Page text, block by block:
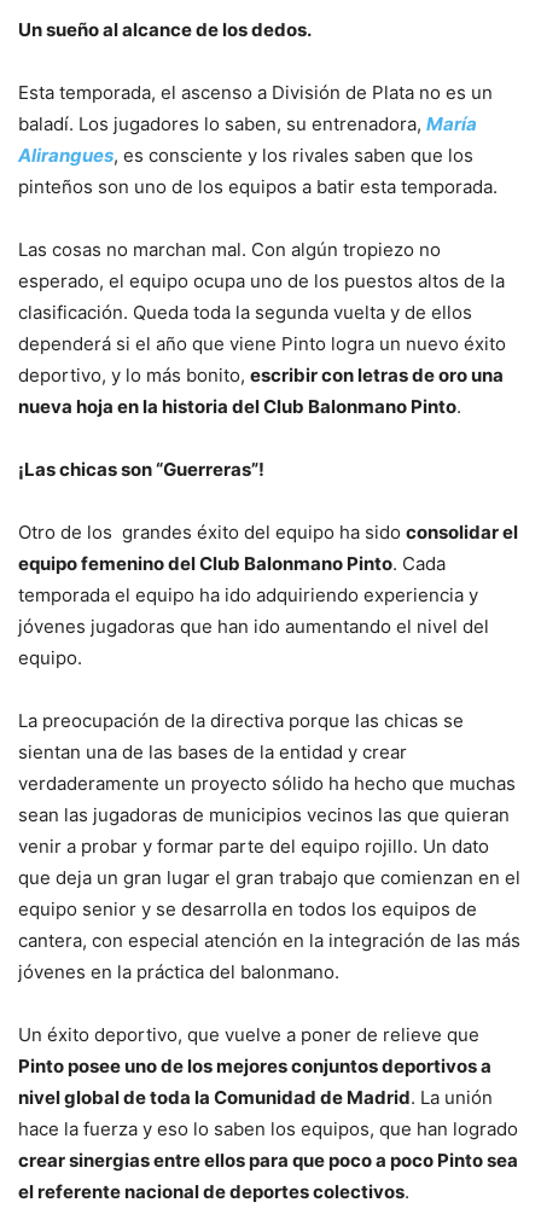
Un sueño al alcance de los dedos.
Esta temporada, el ascenso a División de Plata no es un
baladí. Los jugadores lo saben, su entrenadora, María
Alirangues, es consciente y los rivales saben que los
pinteños son uno de los equipos a batir esta temporada.
Las cosas no marchan mal. Con algún tropiezo no
esperado, el equipo ocupa uno de los puestos altos de la
clasificación. Queda toda la segunda vuelta y de ellos
dependerá si el año que viene Pinto logra un nuevo éxito
deportivo, y lo más bonito, escribir con letras de oro una
nueva hoja en la historia del Club Balonmano Pinto.
¡Las chicas son “Guerreras”!
Otro de los grandes éxito del equipo ha sido consolidar el
equipo femenino del Club Balonmano Pinto. Cada
temporada el equipo ha ido adquiriendo experiencia y
jóvenes jugadoras que han ido aumentando el nivel del
equipo.
La preocupación de la directiva porque las chicas se
sientan una de las bases de la entidad y crear
verdaderamente un proyecto sólido ha hecho que muchas
sean las jugadoras de municipios vecinos las que quieran
venir a probar y formar parte del equipo rojillo. Un dato
que deja un gran lugar el gran trabajo que comienzan en el
equipo senior y se desarrolla en todos los equipos de
cantera, con especial atención en la integración de las más
jóvenes en la práctica del balonmano.
Un éxito deportivo, que vuelve a poner de relieve que
Pinto posee uno de los mejores conjuntos deportivos a
nivel global de toda la Comunidad de Madrid. La unión
hace la fuerza y eso lo saben los equipos, que han logrado
crear sinergias entre ellos para que poco a poco Pinto sea
el referente nacional de deportes colectivos.